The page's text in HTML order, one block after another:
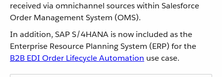
received via omnichannel sources within Salesforce
Order Management System (OMS).
In addition, SAP S/4HANA is now included as the
Enterprise Resource Planning System (ERP) for the
B2B EDI Order Lifecycle Automation use case.